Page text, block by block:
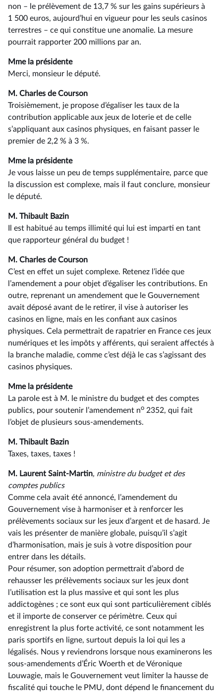
non – le prélèvement de 13,7 % sur les gains supérieurs à
1 500 euros, aujourd’hui en vigueur pour les seuls casinos
terrestres –⁠ ce qui constitue une anomalie. La mesure
pourrait rapporter 200 millions par an.
Mme la présidente
Merci, monsieur le député.
M. Charles de Courson
Troisièmement, je propose d’égaliser les taux de la
contribution applicable aux jeux de loterie et de celle
s’appliquant aux casinos physiques, en faisant passer le
premier de 2,2 % à 3 %.
Mme la présidente
Je vous laisse un peu de temps supplémentaire, parce que
la discussion est complexe, mais il faut conclure, monsieur
le député.
M. Thibault Bazin
Il est habitué au temps illimité qui lui est imparti en tant
que rapporteur général du budget !
M. Charles de Courson
C’est en effet un sujet complexe. Retenez l’idée que
l’amendement a pour objet d’égaliser les contributions. En
outre, reprenant un amendement que le Gouvernement
avait déposé avant de le retirer, il vise à autoriser les
casinos en ligne, mais en les confiant aux casinos
physiques. Cela permettrait de rapatrier en France ces jeux
numériques et les impôts y afférents, qui seraient affectés à
la branche maladie, comme c’est déjà le cas s’agissant des
casinos physiques.
Mme la présidente
La parole est à M. le ministre du budget et des comptes
publics, pour soutenir l’amendement no 2352, qui fait
l’objet de plusieurs sous-amendements.
M. Thibault Bazin
Taxes, taxes, taxes !
M. Laurent Saint-Martin, ministre du budget et des
comptes publics
Comme cela avait été annoncé, l’amendement du
Gouvernement vise à harmoniser et à renforcer les
prélèvements sociaux sur les jeux d’argent et de hasard. Je
vais les présenter de manière globale, puisqu’il s’agit
d’harmonisation, mais je suis à votre disposition pour
entrer dans les détails.
Pour résumer, son adoption permettrait d’abord de
rehausser les prélèvements sociaux sur les jeux dont
l’utilisation est la plus massive et qui sont les plus
addictogènes ; ce sont eux qui sont particulièrement ciblés
et il importe de conserver ce périmètre. Ceux qui
enregistrent la plus forte activité, ce sont notamment les
paris sportifs en ligne, surtout depuis la loi qui les a
légalisés. Nous y reviendrons lorsque nous examinerons les
sous-amendements d’Éric Woerth et de Véronique
Louwagie, mais le Gouvernement veut limiter la hausse de
fiscalité qui touche le PMU, dont dépend le financement du